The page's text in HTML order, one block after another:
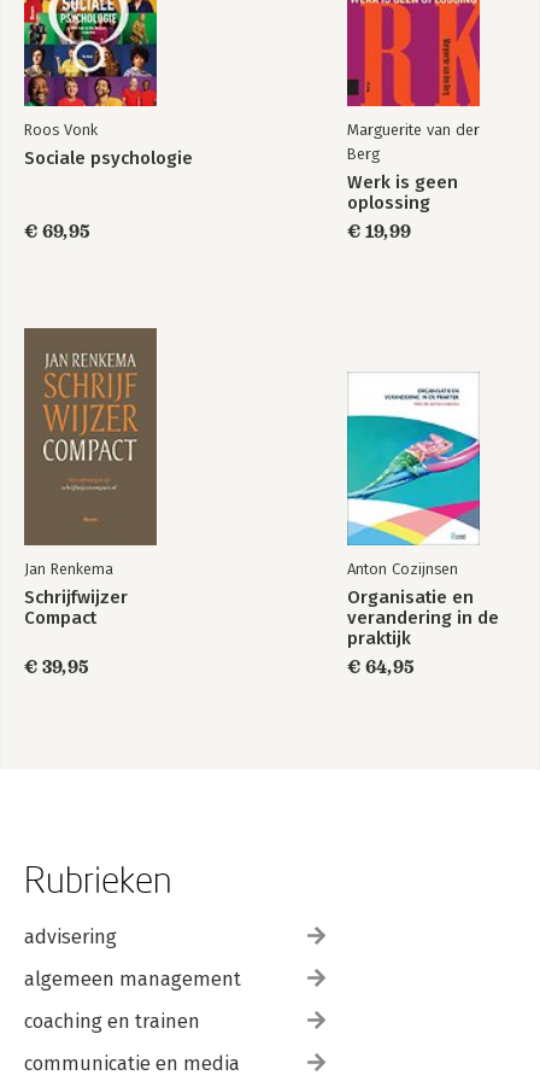
CV Hans Andersson
Roos Vonk
Sociale psychologie
€ 69,95
Marguerite van der
Berg
Werk is geen
oplossing
€ 19,99
Jan Renkema
Schrijfwijzer
Compact
€ 39,95
Anton Cozijnsen
Organisatie en
verandering in de
praktijk
€ 64,95
Rubrieken
advisering
algemeen management
coaching en trainen
communicatie en media